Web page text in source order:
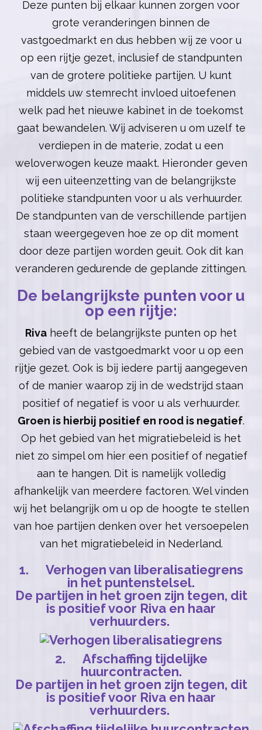
Deze punten bij elkaar kunnen zorgen voor
grote veranderingen binnen de
vastgoedmarkt en dus hebben wij ze voor u
op een rijtje gezet, inclusief de standpunten
van de grotere politieke partijen. U kunt
middels uw stemrecht invloed uitoefenen
welk pad het nieuwe kabinet in de toekomst
gaat bewandelen. Wij adviseren u om uzelf te
verdiepen in de materie, zodat u een
weloverwogen keuze maakt. Hieronder geven
wij een uiteenzetting van de belangrijkste
politieke standpunten voor u als verhuurder.
De standpunten van de verschillende partijen
staan weergegeven hoe ze op dit moment
door deze partijen worden geuit. Ook dit kan
veranderen gedurende de geplande zittingen.
De belangrijkste punten voor u
op een rijtje:
Riva heeft de belangrijkste punten op het
gebied van de vastgoedmarkt voor u op een
rijtje gezet. Ook is bij iedere partij aangegeven
of de manier waarop zij in de wedstrijd staan
positief of negatief is voor u als verhuurder.
Groen is hierbij positief en rood is negatief.
Op het gebied van het migratiebeleid is het
niet zo simpel om hier een positief of negatief
aan te hangen. Dit is namelijk volledig
afhankelijk van meerdere factoren. Wel vinden
wij het belangrijk om u op de hoogte te stellen
van hoe partijen denken over het versoepelen
van het migratiebeleid in Nederland.
1. Verhogen van liberalisatiegrens
in het puntenstelsel.
De partijen in het groen zijn tegen, dit
is positief voor Riva en haar
verhuurders.
2. Afschaffing tijdelijke
huurcontracten.
De partijen in het groen zijn tegen, dit
is positief voor Riva en haar
verhuurders.